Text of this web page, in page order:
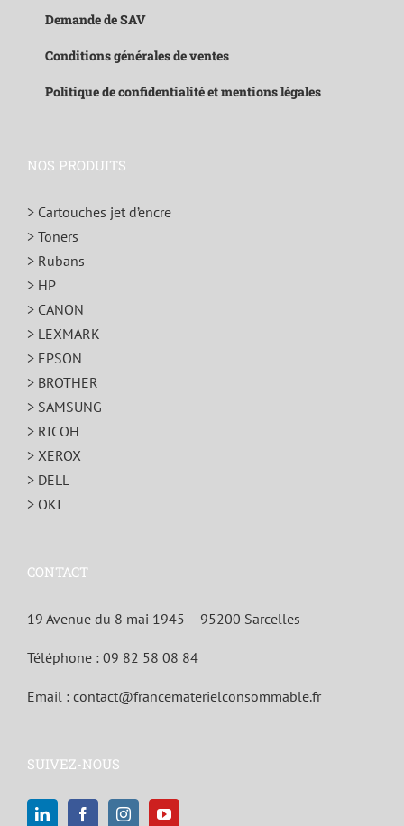
Demande de SAV
Conditions générales de ventes
Politique de confidentialité et mentions légales
NOS PRODUITS
> Cartouches jet d’encre
> Toners
> Rubans
> HP
> CANON
> LEXMARK
> EPSON
> BROTHER
> SAMSUNG
> RICOH
> XEROX
> DELL
> OKI
CONTACT
19 Avenue du 8 mai 1945 – 95200 Sarcelles
Téléphone : 09 82 58 08 84
Email : contact@francematerielconsommable.fr
SUIVEZ-NOUS